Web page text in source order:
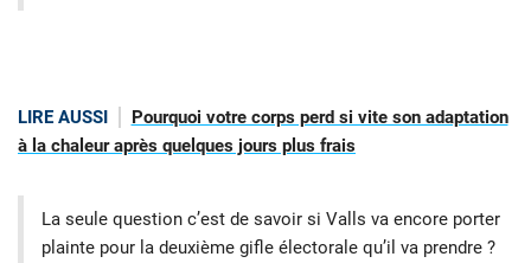
LIRE AUSSI
Pourquoi votre corps perd si vite son adaptation
à la chaleur après quelques jours plus frais
La seule question c’est de savoir si Valls va encore porter
plainte pour la deuxième gifle électorale qu’il va prendre ?